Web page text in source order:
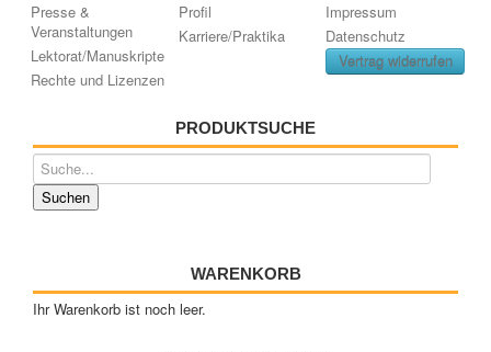
Presse &
Veranstaltungen
Lektorat/Manuskripte
Rechte und Lizenzen
Profil
Karriere/Praktika
Impressum
Datenschutz
Vertrag widerrufen
PRODUKTSUCHE
WARENKORB
Ihr Warenkorb ist noch leer.